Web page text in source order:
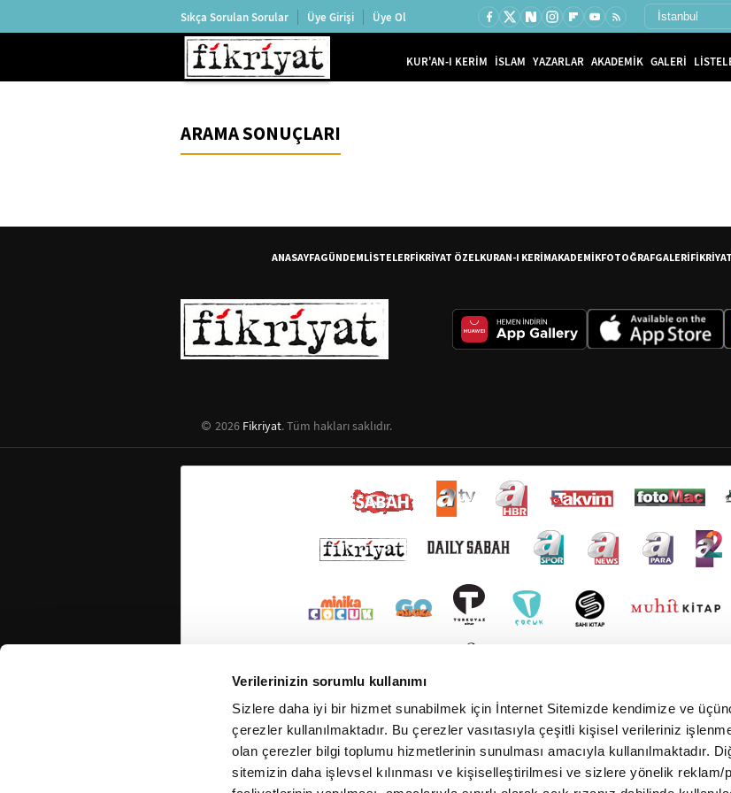
Verilerinizin sorumlu kullanımı
Sizlere daha iyi bir hizmet sunabilmek için İnternet Sitemizde kendimize ve
çerezler kullanılmaktadır. Bu çerezler vasıtasıyla çeşitli kişisel verileriniz
olan çerezler bilgi toplumu hizmetlerinin sunulması amacıyla kullanılmaktadır.
sitemizin daha işlevsel kılınması ve kişiselleştirilmesi ve sizlere yönelik reklam/
Sıkça Sorulan Sorular Üye Girişi Üye Ol
KUR'AN-I KERİM İSLAM YAZARLAR AKADEMİK GALERİ
ARAMA SONUÇLARI
ANASAYFAGÜNDEMLİSTELERFİKRİYAT ÖZELKURAN-I KERİMAKADEMİKFOTOĞRAFGALERİ
2026 Fikriyat. Tüm hakları saklıdır.